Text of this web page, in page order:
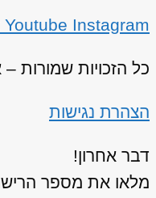
Youtube Instagram
כל הזכויות שמורות
הצהרת נגישות
דבר אחרון!
מלאו את מספר